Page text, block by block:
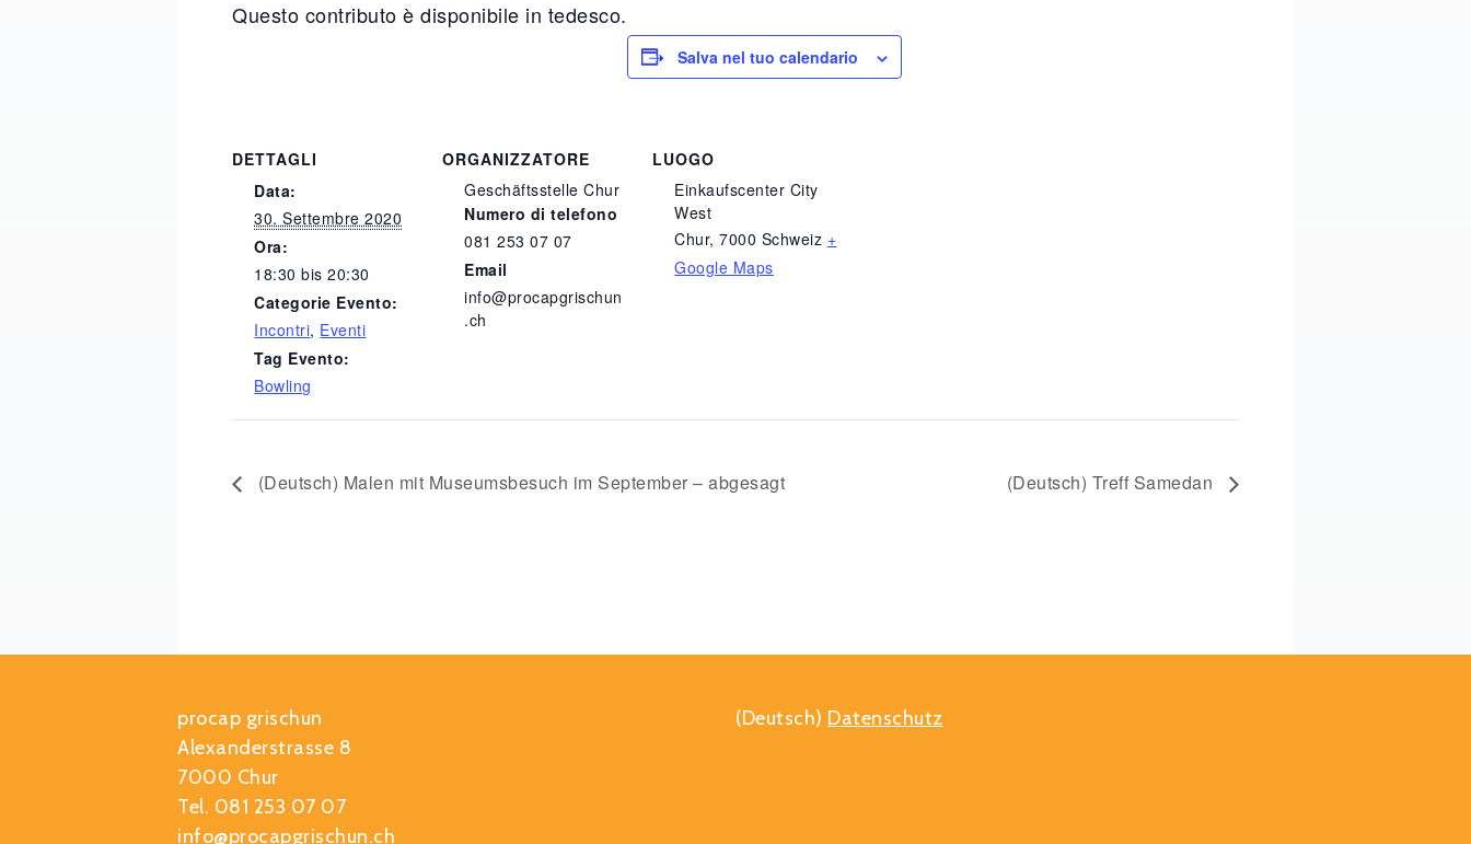
Questo contributo è disponibile in tedesco.
Salva nel tuo calendario
DETTAGLI
Data:
30. Settembre 2020
Ora:
18:30 bis 20:30
Categorie Evento:
Incontri, Eventi
Tag Evento:
Bowling
ORGANIZZATORE
Geschäftsstelle Chur
Numero di telefono
081 253 07 07
Email
info@procapgrischun
.ch
LUOGO
Einkaufscenter City
West
Chur, 7000 Schweiz +
Google Maps
(Deutsch) Malen mit Museumsbesuch im September – abgesagt (Deutsch) Treff Samedan
procap grischun
Alexanderstrasse 8
7000 Chur
Tel. 081 253 07 07
info@procapgrischun.ch
(Deutsch) Datenschutz